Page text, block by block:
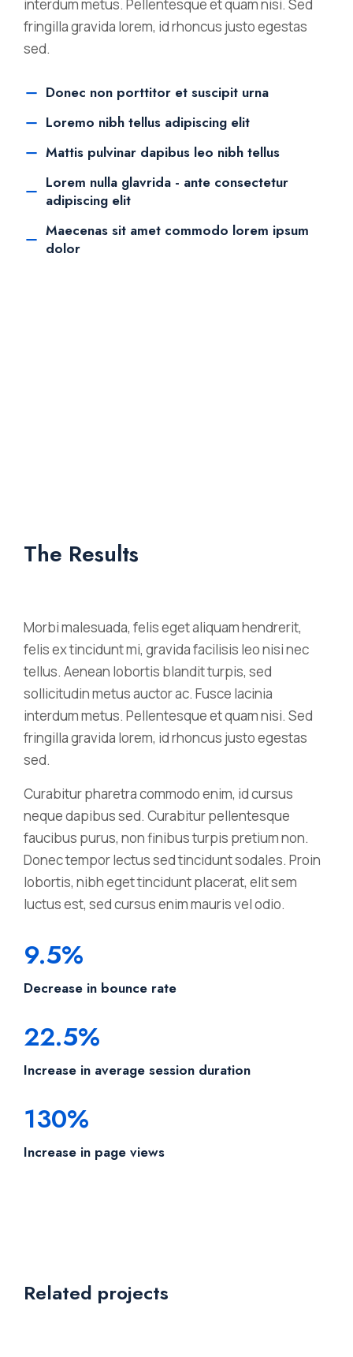
interdum metus. Pellentesque et quam nisi. Sed
fringilla gravida lorem, id rhoncus justo egestas
sed.
Donec non porttitor et suscipit urna
Loremo nibh tellus adipiscing elit
Mattis pulvinar dapibus leo nibh tellus
Lorem nulla glavrida - ante consectetur
adipiscing elit
Maecenas sit amet commodo lorem ipsum
dolor
The Results
Morbi malesuada, felis eget aliquam hendrerit,
felis ex tincidunt mi, gravida facilisis leo nisi nec
tellus. Aenean lobortis blandit turpis, sed
sollicitudin metus auctor ac. Fusce lacinia
interdum metus. Pellentesque et quam nisi. Sed
fringilla gravida lorem, id rhoncus justo egestas
sed.
Curabitur pharetra commodo enim, id cursus
neque dapibus sed. Curabitur pellentesque
faucibus purus, non finibus turpis pretium non.
Donec tempor lectus sed tincidunt sodales. Proin
lobortis, nibh eget tincidunt placerat, elit sem
luctus est, sed cursus enim mauris vel odio.
9.5%
Decrease in bounce rate
22.5%
Increase in average session duration
130%
Increase in page views
Related projects